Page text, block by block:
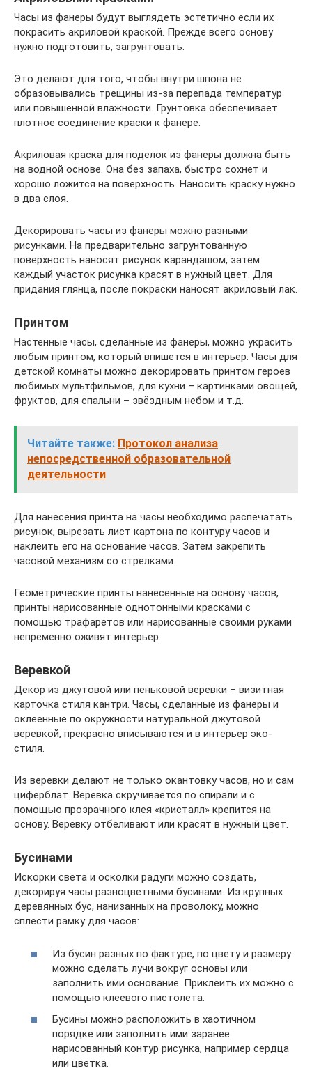
Часы из фанеры будут выглядеть эстетично если их
покрасить акриловой краской. Прежде всего основу
нужно подготовить, загрунтовать.
Это делают для того, чтобы внутри шпона не
образовывались трещины из-за перепада температур
или повышенной влажности. Грунтовка обеспечивает
плотное соединение краски к фанере.
Акриловая краска для поделок из фанеры должна быть
на водной основе. Она без запаха, быстро сохнет и
хорошо ложится на поверхность. Наносить краску нужно
в два слоя.
Декорировать часы из фанеры можно разными
рисунками. На предварительно загрунтованную
поверхность наносят рисунок карандашом, затем
каждый участок рисунка красят в нужный цвет. Для
придания глянца, после покраски наносят акриловый лак.
Принтом
Настенные часы, сделанные из фанеры, можно украсить
любым принтом, который впишется в интерьер. Часы для
детской комнаты можно декорировать принтом героев
любимых мультфильмов, для кухни – картинками овощей,
фруктов, для спальни – звёздным небом и т.д.
Читайте также: Протокол анализа
непосредственной образовательной
деятельности
Для нанесения принта на часы необходимо распечатать
рисунок, вырезать лист картона по контуру часов и
наклеить его на основание часов. Затем закрепить
часовой механизм со стрелками.
Геометрические принты нанесенные на основу часов,
принты нарисованные однотонными красками с
помощью трафаретов или нарисованные своими руками
непременно оживят интерьер.
Веревкой
Декор из джутовой или пеньковой веревки – визитная
карточка стиля кантри. Часы, сделанные из фанеры и
оклеенные по окружности натуральной джутовой
веревкой, прекрасно вписываются и в интерьер эко-
стиля.
Из веревки делают не только окантовку часов, но и сам
циферблат. Веревка скручивается по спирали и с
помощью прозрачного клея «кристалл» крепится на
основу. Веревку отбеливают или красят в нужный цвет.
Бусинами
Искорки света и осколки радуги можно создать,
декорируя часы разноцветными бусинами. Из крупных
деревянных бус, нанизанных на проволоку, можно
сплести рамку для часов:
Из бусин разных по фактуре, по цвету и размеру
можно сделать лучи вокруг основы или
заполнить ими основание. Приклеить их можно с
помощью клеевого пистолета.
Бусины можно расположить в хаотичном
порядке или заполнить ими заранее
нарисованный контур рисунка, например сердца
или цветка.